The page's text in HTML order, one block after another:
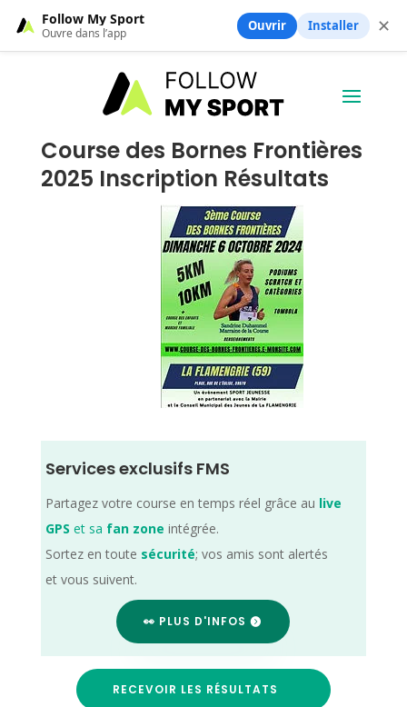
Course des Bornes Frontières
2025 Inscription Résultats
Services exclusifs FMS
Partagez votre course en temps réel grâce au live
GPS et sa fan zone intégrée.
Sortez en toute sécurité; vos amis sont alertés
et vous suivent.
👀 PLUS D'INFOS
RECEVOIR LES RÉSULTATS
Follow My Sport
Ouvre dans l’app Ouvrir Installer ✕